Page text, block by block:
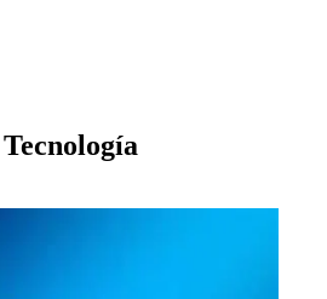
Tecnología